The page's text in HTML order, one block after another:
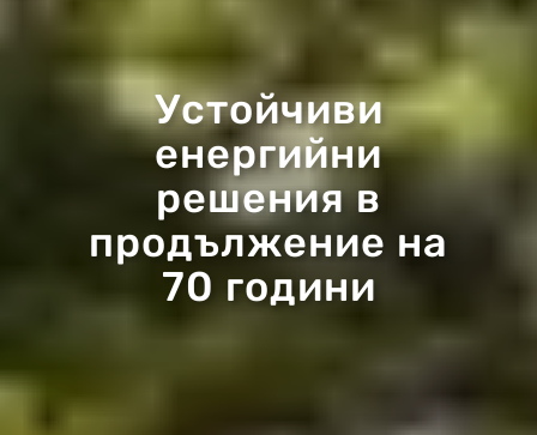
Устойчиви
енергийни
решения в
продължение на
70 години